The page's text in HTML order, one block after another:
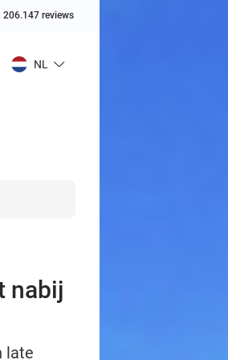
206.147 reviews
NL
nabij
late